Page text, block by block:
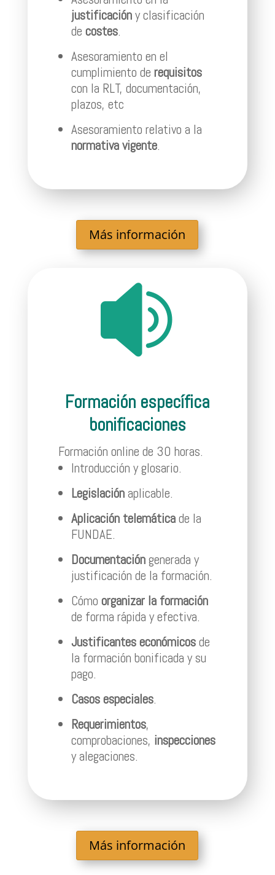
justificacióny clasificación
decostes.
Asesoramiento en el
cumplimiento derequisitos
con la RLT, documentación,
plazos, etc
Asesoramiento relativo a la
normativa vigente.
Más información

Formación específica
bonificaciones
Formación online de 30 horas.
Introducción y glosario.
Legislaciónaplicable.
Aplicación telemáticade la
FUNDAE.
Documentacióngenerada y
justificación de la formación.
Cómoorganizar la formación
de forma rápida y efectiva.
Justificantes económicosde
la formación bonificada y su
pago.
Casos especiales.
Requerimientos,
comprobaciones, inspecciones
y alegaciones.
Más información